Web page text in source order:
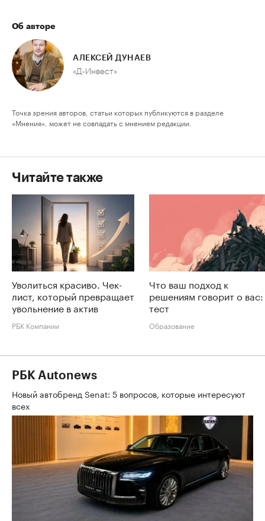
Об авторе
АЛЕКСЕЙ ДУНАЕВ
«Д-Инвест»
Точка зрения авторов, статьи которых публикуются в разделе
«Мнения», может не совпадать с мнением редакции.
Читайте также
Уволиться красиво. Чек-
лист, который превращает
увольнение в актив
РБК Компании
Что ваш подход к
решениям говорит о вас:
тест
Образование
РБК Autonews
Новый автобренд Senat: 5 вопросов, которые интересуют
всех